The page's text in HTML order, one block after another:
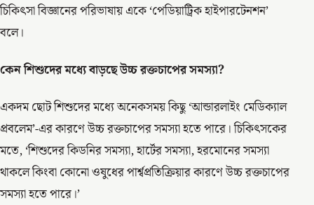
চিকিৎসা বিজ্ঞানের পরিভাষায় একে ‘পেডিয়াট্রিক হাইপারটেনশন’
বলে।
কেন শিশুদের মধ্যে বাড়ছে উচ্চ রক্তচাপের সমস্যা?
একদম ছোট শিশুদের মধ্যে অনেকসময় কিছু ‘আন্ডারলাইং মেডিক্যাল
প্রবলেম’-এর কারণে উচ্চ রক্তচাপের সমস্যা হতে পারে। চিকিৎসকের
মতে, ‘শিশুদের কিডনির সমস্যা, হার্টের সমস্যা, হরমোনের সমস্যা
থাকলে কিংবা কোনো ওষুধের পার্শ্বপ্রতিক্রিয়ার কারণে উচ্চ রক্তচাপের
সমস্যা হতে পারে।’